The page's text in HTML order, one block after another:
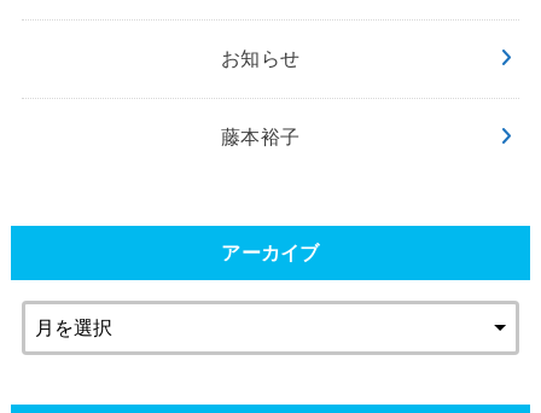
お知らせ
藤本裕子
アーカイブ